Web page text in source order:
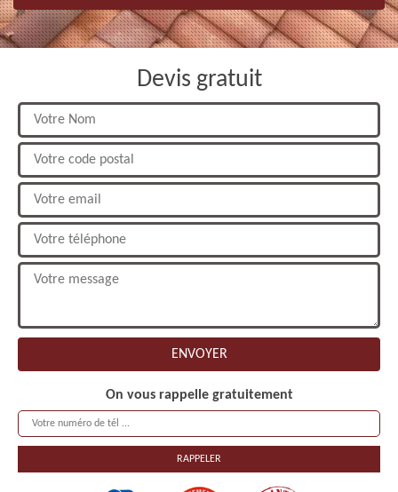
Devis gratuit
On vous rappelle gratuitement